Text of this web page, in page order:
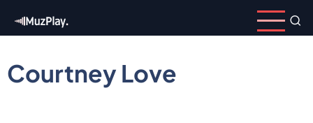
content
Courtney Love